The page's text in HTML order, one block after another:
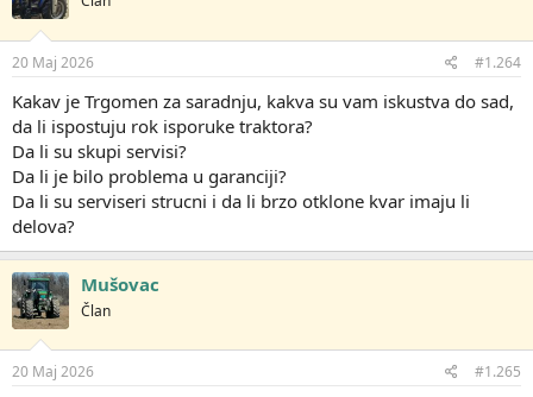
20 Maj 2026 #1.264
Kakav je Trgomen za saradnju, kakva su vam iskustva do sad,
da li ispostuju rok isporuke traktora?
Da li su skupi servisi?
Da li je bilo problema u garanciji?
Da li su serviseri strucni i da li brzo otklone kvar imaju li
delova?
Mušovac
Član
20 Maj 2026 #1.265